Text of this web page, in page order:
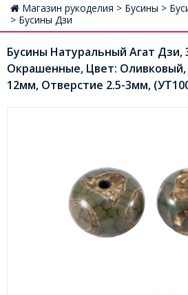
Магазин рукоделия > Бусины >
> Бусины Дзи
Бусины Натуральный Агат Дзи,
Окрашенные, Цвет: Оливковый,
12мм, Отверстие 2.5-3мм,